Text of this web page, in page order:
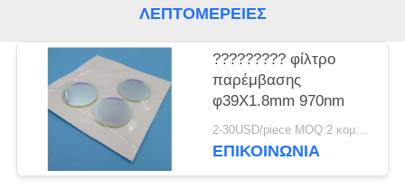
ΑΠΌΣΠΑΣΜΑ
SITEMAP
ΛΕΠΤΟΜΈΡΕΙΕΣ
????????? φίλτρο
παρέμβασης
φ39X1.8mm 970nm
2-30USD/piece MOQ:2 κομμάτια
ΕΠΙΚΟΙΝΩΝΊΑ